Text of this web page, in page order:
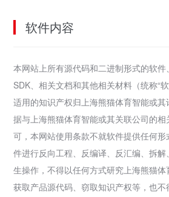
软件内容
本网站上所有源代码和二进制形式的软件
SDK、相关文档和其他相关材料（统称“
适用的知识产权归上海熊猫体育智能或
据与上海熊猫体育智能或其关联公司的
可，本网站使用条款不就软件提供任何
件进行反向工程、反编译、反汇编、拆
生操作，不得以任何方式研究上海熊猫体
获取产品源代码、窃取知识产权等，也